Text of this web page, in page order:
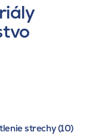
strechy (10)